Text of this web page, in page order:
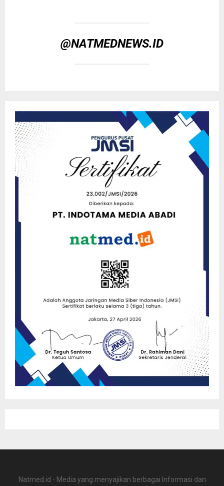
@NATMEDNEWS.ID
Natmed.id - Media yang menyajikan berbagai Informasi dan